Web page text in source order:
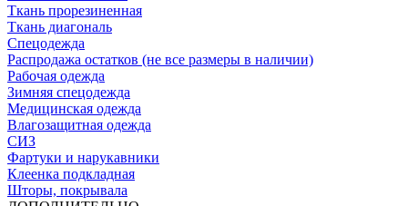
Ткань прорезиненная
Ткань диагональ
Спецодежда
Распродажа остатков (не все размеры в наличии)
Рабочая одежда
Зимняя спецодежда
Медицинская одежда
Влагозащитная одежда
СИЗ
Фартуки и нарукавники
Клеенка подкладная
Шторы, покрывала